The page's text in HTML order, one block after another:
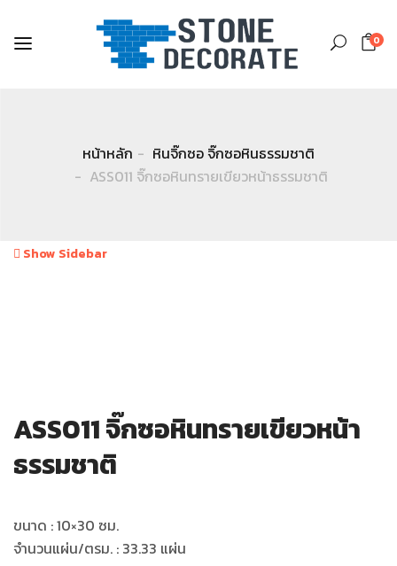
0
หน้าหลัก
หินจิ๊กซอ จิ๊กซอหินธรรมชาติ
ASS011 จิ๊กซอหินทรายเขียวหน้าธรรมชาติ
Show Sidebar
ASS011 จิ๊กซอหินทรายเขียวหน้า
ธรรมชาติ
ขนาด : 10×30 ซม.
จำนวนแผ่น/ตรม. : 33.33 แผ่น